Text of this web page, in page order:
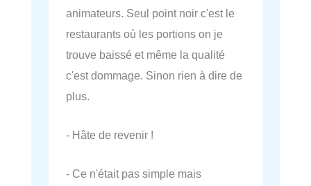
animateurs. Seul point noir c'est le
restaurants où les portions on je
trouve baissé et même la qualité
c'est dommage. Sinon rien à dire de
plus.
- Hâte de revenir !
- Ce n'était pas simple mais